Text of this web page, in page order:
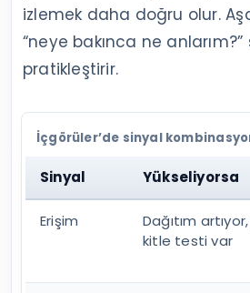
izlemek daha doğru olur.
“neye bakınca ne
pratikleştirir.
İçgörüler’de sinyal
Sinyal Yükseliyorsa
Erişim
Dağıtım
kitle testi var